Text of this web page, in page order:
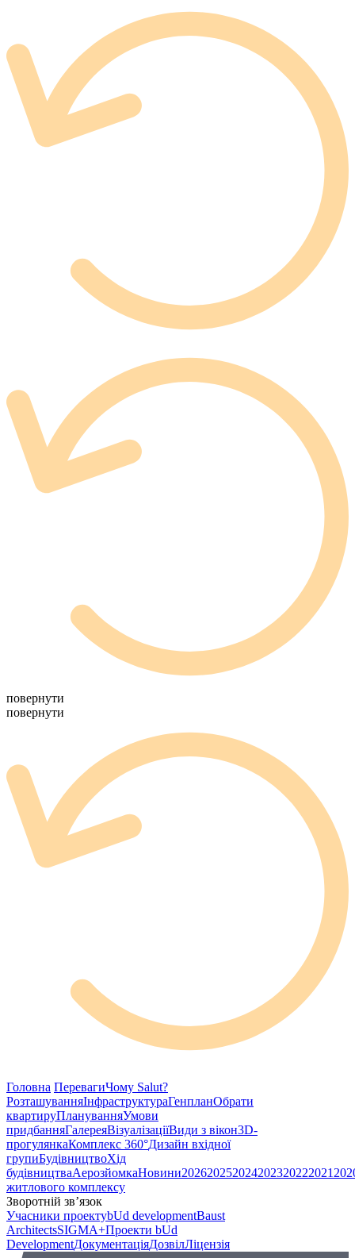
повернути
повернути
Головна ПеревагиЧому Salut?
РозташуванняІнфраструктураГенпланОбрати
квартируПлануванняУмови
придбанняГалереяВізуалізаціїВиди з вікон3D-
прогулянкаКомплекс 360°Дизайн вхідної
групиБудівництвоХід
будівництваАерозйомкаНовини202620252024202320222021
житлового комплексу
Зворотній зв’язок
Учасники проектуbUd developmentBaust
ArchitectsSIGMA+Проекти bUd
DevelopmentДокументаціяДозвілЛіцензія